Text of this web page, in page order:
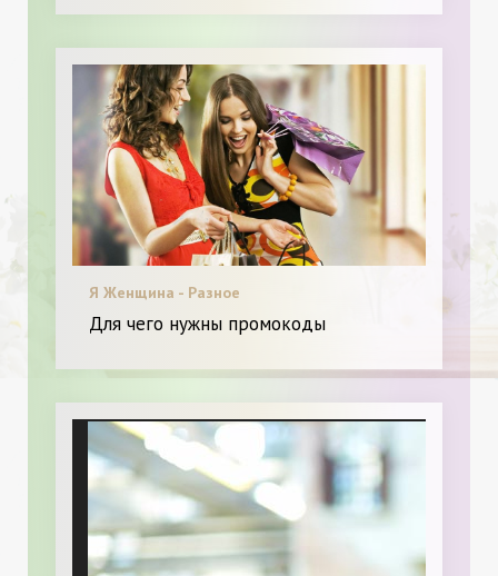
Я Женщина - Разное
Для чего нужны промокоды